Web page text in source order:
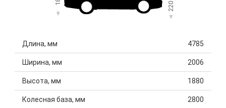
220
Длина, мм 4785
Ширина, мм 2006
Высота, мм 1880
Колесная база, мм 2800